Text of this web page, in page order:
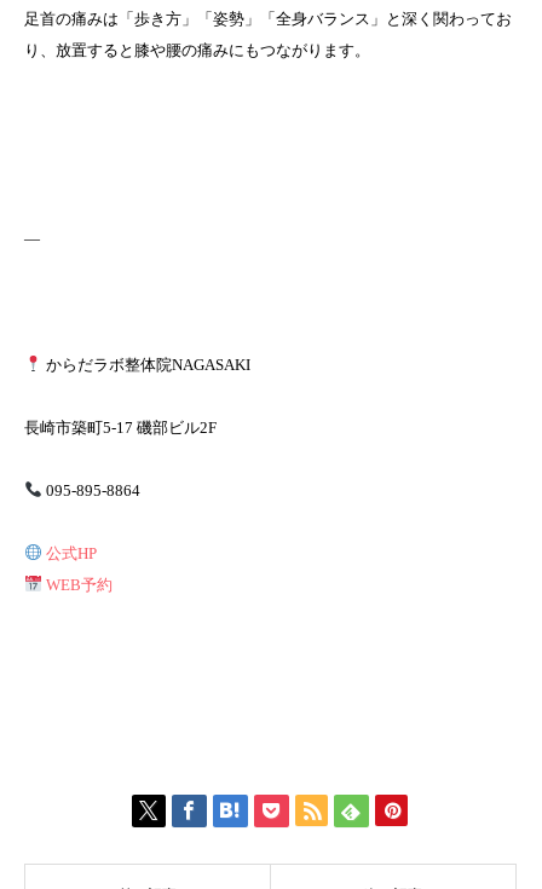
足首の痛みは「歩き方」「姿勢」「全身バランス」と深く関わってお
り、放置すると膝や腰の痛みにもつながります。
—
からだラボ整体院NAGASAKI
長崎市築町5-17 磯部ビル2F
095-895-8864
公式HP
WEB予約